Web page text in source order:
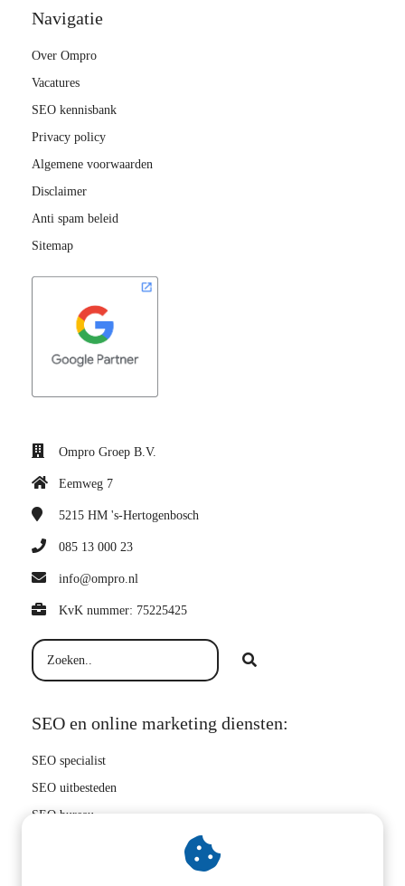
Navigatie
Over Ompro
Vacatures
SEO kennisbank
Privacy policy
Algemene voorwaarden
Disclaimer
Anti spam beleid
Sitemap
Ompro Groep B.V.
Eemweg 7
5215 HM 's-Hertogenbosch
085 13 000 23
info@ompro.nl
KvK nummer: 75225425
SEO en online marketing diensten:
SEO specialist
SEO uitbesteden
SEO bureau